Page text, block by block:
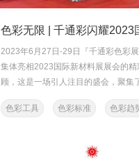
2023年6月27日-29日『千通彩色彩
集体亮相2023国际新材料展展会的精
顾，这是一场引人注目的盛会，聚集
色彩工具
色彩标准 色彩趋